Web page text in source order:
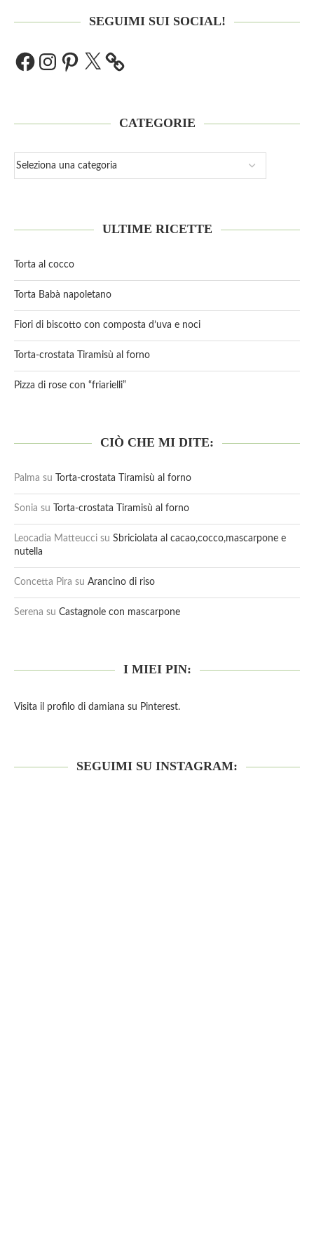
SEGUIMI SUI SOCIAL!
CATEGORIE
ULTIME RICETTE
Torta al cocco
Torta Babà napoletano
Fiori di biscotto con composta d’uva e noci
Torta-crostata Tiramisù al forno
Pizza di rose con “friarielli”
CIÒ CHE MI DITE:
Palma su Torta-crostata Tiramisù al forno
Sonia su Torta-crostata Tiramisù al forno
Leocadia Matteucci su Sbriciolata al cacao,cocco,mascarpone e
nutella
Concetta Pira su Arancino di riso
Serena su Castagnole con mascarpone
I MIEI PIN:
Visita il profilo di damiana su Pinterest.
SEGUIMI SU INSTAGRAM: